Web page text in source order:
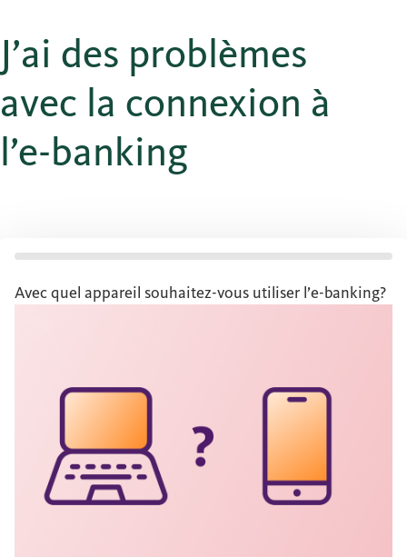
J’ai des problèmes
avec la connexion à
l’e-banking
Avec quel appareil souhaitez-vous utiliser l’e-banking?